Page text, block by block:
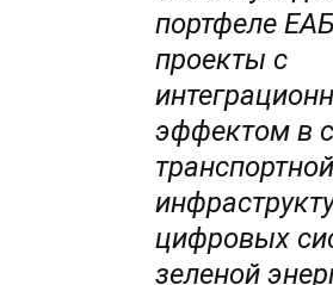
портфеле
проекты с
эффектом в
транспортной
цифровых
зеленой